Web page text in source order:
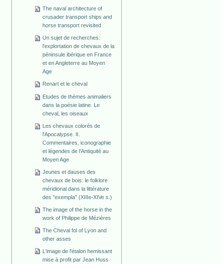
The naval architecture of
crusader transport ships and
horse transport revisited
Un sujet de recherches:
l'explortation de chevaux de la
péninsule ibérique en France
et en Angleterre au Moyen
Age
Renart et le cheval
Etudes de thèmes animaliers
dans la poésie latine. Le
cheval, les oiseaux
Les chevaux colorés de
l'Apocalypse. II.
Commentaires, iconographie
et légendes de l'Antiquité au
Moyen Age
Jeunes et dauses des
chevaux de bois: le folklore
méridional dans la littérature
des "exempla" (XIIIe-XIVe s.)
The image of the horse in the
work of Philippe de Mézières
The Cheval fol of Lyon and
other asses
L'image de l'étalon hemissant
mise à profit par Jean Huss